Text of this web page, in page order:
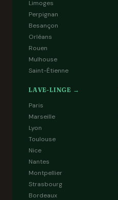
Limoges
Perpignan
Besançon
Orléans
Rouen
Mulhouse
Saint-Étienne
LAVE-LINGE →
Paris
Marseille
Lyon
Toulouse
Nice
Nantes
Montpellier
Strasbourg
Bordeaux